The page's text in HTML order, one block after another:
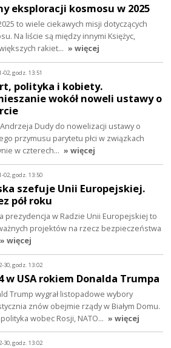
eksploracji kosmosu w 2025
to wiele ciekawych misji dotyczących
Na liście są między innymi Księżyc,
rakiet… » więcej
02, godz. 13:51
polityka i kobiety.
wokół noweli ustawy o
Dudy do nowelizacji ustawy o
przymusu parytetu płci w związkach
w czterech… » więcej
02, godz. 13:50
szefuje Unii Europejskiej.
pół roku
prezydencja w Radzie Unii Europejskiej to
projektów na rzecz bezpieczeństwa
» więcej
30, godz. 13:02
w USA rokiem Donalda Trumpa
Trump wygrał listopadowe wybory
znów obejmie rządy w Białym Domu.
wobec Rosji, NATO… » więcej
30, godz. 13:02